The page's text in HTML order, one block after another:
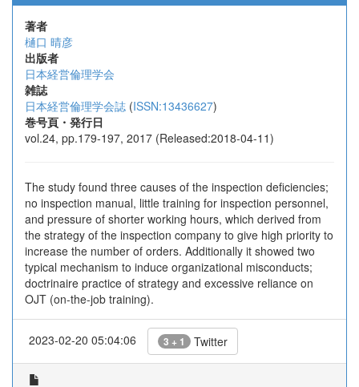
著者
樋口 晴彦
出版者
日本経営倫理学会
雑誌
日本経営倫理学会誌 (ISSN:13436627)
巻号頁・発行日
vol.24, pp.179-197, 2017 (Released:2018-04-11)
The study found three causes of the inspection deficiencies;
no inspection manual, little training for inspection personnel,
and pressure of shorter working hours, which derived from
the strategy of the inspection company to give high priority to
increase the number of orders. Additionally it showed two
typical mechanism to induce organizational misconducts;
doctrinaire practice of strategy and excessive reliance on
OJT (on-the-job training).
2023-02-20 05:04:06 3 + 1 Twitter